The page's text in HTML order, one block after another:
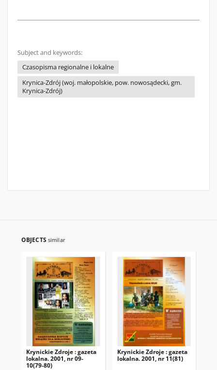
Subject and keywords:
Czasopisma regionalne i lokalne
Krynica-Zdrój (woj. małopolskie, pow. nowosądecki, gm.
Krynica-Zdrój)
OBJECTS similar
Krynickie Zdroje : gazeta
lokalna. 2001, nr 09-
10(79-80)
Krynickie Zdroje : gazeta
lokalna. 2001, nr 11(81)